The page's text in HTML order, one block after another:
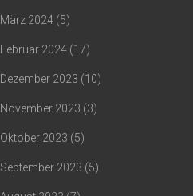
März 2024 (5)
Februar 2024 (17)
Dezember 2023 (10)
November 2023 (3)
Oktober 2023 (5)
September 2023 (5)